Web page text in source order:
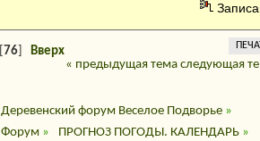
76 ]Вверх
« предыдущая тема следующая
Деревенский форум Веселое Подворье»
Форум » ПРОГНОЗ ПОГОДЫ. КАЛЕНДАРЬ »